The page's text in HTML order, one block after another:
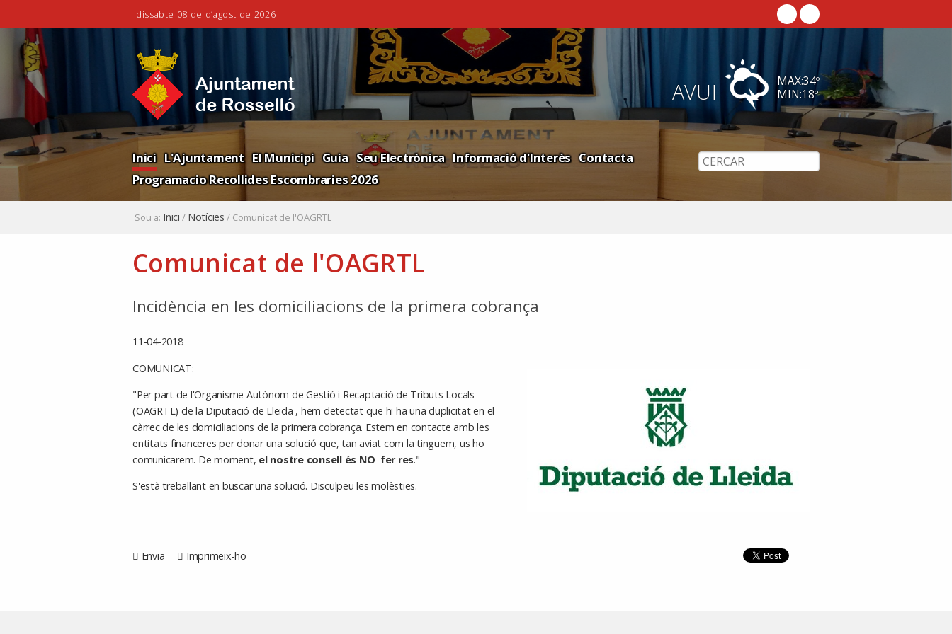
dissabte 08 de d’agost de 2026
al
contingut.
Salta
a
la
navegació
personals
AVUI MAX:34º
MIN:18º
Inici L'Ajuntament El Municipi Guia Seu Electrònica Informació d'Interès Contacta
Programacio Recollides Escombraries 2026
Sou a: Inici / Notícies / Comunicat de l'OAGRTL
Comunicat de l'OAGRTL
Incidència en les domiciliacions de la primera cobrança
11-04-2018
COMUNICAT:
"Per part de l'Organisme Autònom de Gestió i Recaptació de Tributs Locals
(OAGRTL) de la Diputació de Lleida , hem detectat que hi ha una duplicitat en el
càrrec de les domiciliacions de la primera cobrança. Estem en contacte amb les
entitats financeres per donar una solució que, tan aviat com la tinguem, us ho
comunicarem. De moment, el nostre consell és NO fer res."
S'està treballant en buscar una solució. Disculpeu les molèsties.
Envia Imprimeix-ho